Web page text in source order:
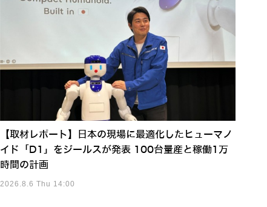
【取材レポート】日本の現場に最適化したヒューマノ
イド「D1」をジールスが発表 100台量産と稼働1万
時間の計画
2026.8.6 Thu 14:00